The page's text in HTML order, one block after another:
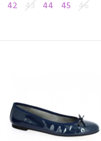
42 43 44 45 46